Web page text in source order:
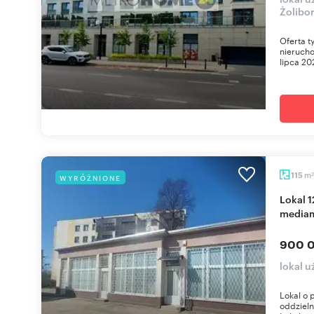
Oferta
lipca
WYRÓŻNIONE 115 m2
Lokal 124 m² z 3 wejściami, klimatyzacją i
900
lokal
Lokal o